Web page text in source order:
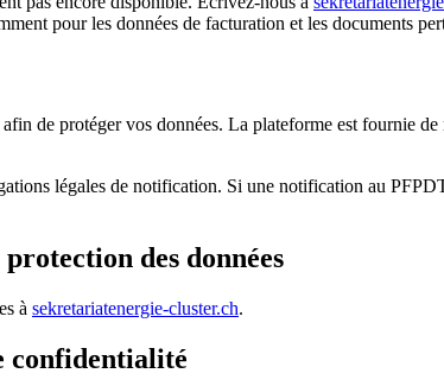
pour les données de facturation et les documents
de protéger vos données. La plateforme est fournie
légales de notification. Si une notification au
des données
à sekretariatenergie-cluster.ch.
confidentialité